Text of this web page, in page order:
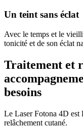
Un teint sans éclat
Avec le temps et le
tonicité et de son éclat
Traitement et
besoins
Le Laser Fotona 4D est
relâchement cutané.